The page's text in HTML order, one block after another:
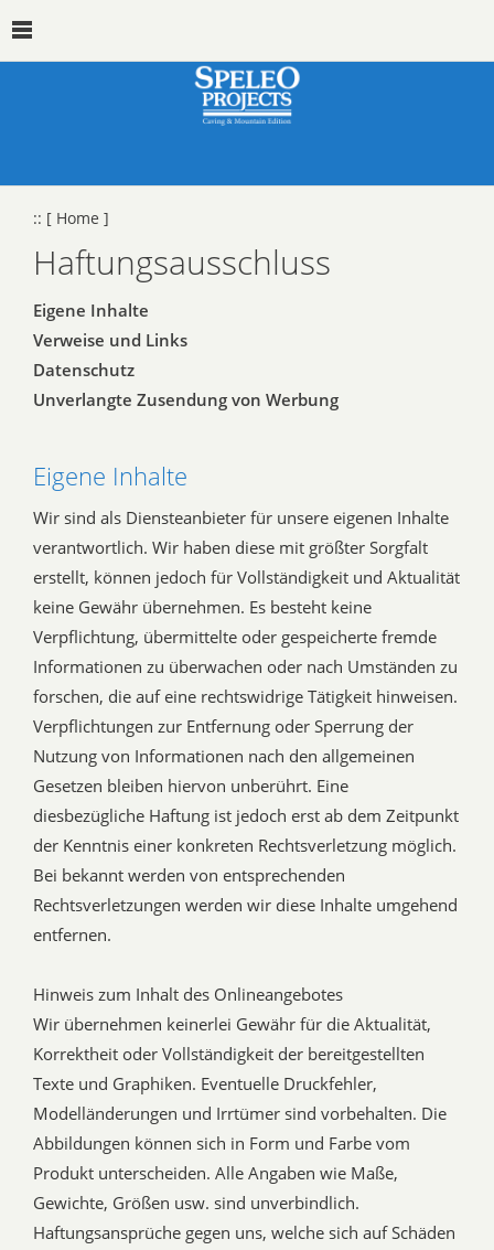
:: [ Home ]
Haftungsausschluss
Eigene Inhalte
Verweise und Links
Datenschutz
Unverlangte Zusendung von Werbung
Eigene Inhalte
Wir sind als Diensteanbieter für unsere eigenen Inhalte
verantwortlich. Wir haben diese mit größter Sorgfalt
erstellt, können jedoch für Vollständigkeit und Aktualität
keine Gewähr übernehmen. Es besteht keine
Verpflichtung, übermittelte oder gespeicherte fremde
Informationen zu überwachen oder nach Umständen zu
forschen, die auf eine rechtswidrige Tätigkeit hinweisen.
Verpflichtungen zur Entfernung oder Sperrung der
Nutzung von Informationen nach den allgemeinen
Gesetzen bleiben hiervon unberührt. Eine
diesbezügliche Haftung ist jedoch erst ab dem Zeitpunkt
der Kenntnis einer konkreten Rechtsverletzung möglich.
Bei bekannt werden von entsprechenden
Rechtsverletzungen werden wir diese Inhalte umgehend
entfernen.
Hinweis zum Inhalt des Onlineangebotes
Wir übernehmen keinerlei Gewähr für die Aktualität,
Korrektheit oder Vollständigkeit der bereitgestellten
Texte und Graphiken. Eventuelle Druckfehler,
Modelländerungen und Irrtümer sind vorbehalten. Die
Abbildungen können sich in Form und Farbe vom
Produkt unterscheiden. Alle Angaben wie Maße,
Gewichte, Größen usw. sind unverbindlich.
Haftungsansprüche gegen uns, welche sich auf Schäden